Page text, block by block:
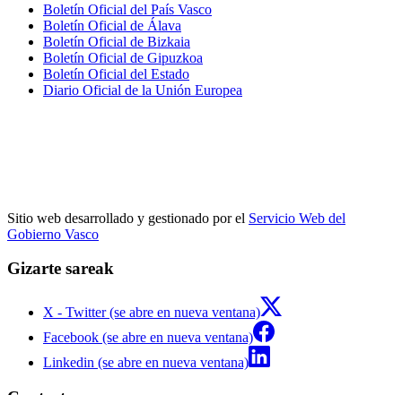
Boletín Oficial del País Vasco
Boletín Oficial de Álava
Boletín Oficial de Bizkaia
Boletín Oficial de Gipuzkoa
Boletín Oficial del Estado
Diario Oficial de la Unión Europea
Sitio web desarrollado y gestionado por el Servicio Web del
Gobierno Vasco
Gizarte sareak
X - Twitter (se abre en nueva ventana)
Facebook (se abre en nueva ventana)
Linkedin (se abre en nueva ventana)